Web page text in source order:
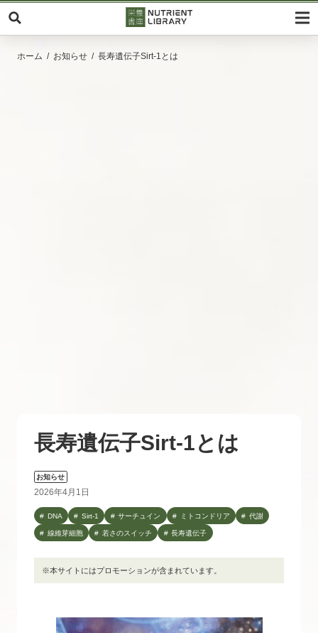
ホーム お知らせ 長寿遺伝子Sirt-1とは
長寿遺伝子Sirt-1とは
お知らせ
2026年4月1日
DNA Sirt-1 サーチュイン ミトコンドリア 代謝
線維芽細胞 若さのスイッチ 長寿遺伝子
※本サイトにはプロモーションが含まれています。